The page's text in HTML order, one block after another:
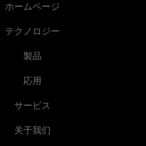
ホームページ
テクノロジー
製品
応用
サービス
关于我们